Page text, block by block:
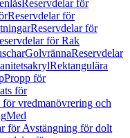
Reservdelar för
Reservdelar för
Reservdelar för
för Rak
GolvrännaReservdelar
Rektangulära
Propp för
för
vredmanövrering och
Med
för Avstängning för dolt